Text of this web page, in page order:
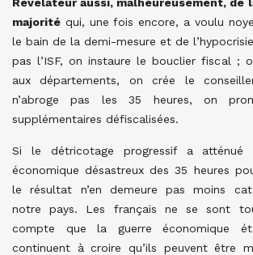
majorité qui, une fois encore, a voulu
le bain de la demi-mesure et de
pas l’ISF, on instaure le bouclier fiscal ;
aux départements, on crée le
n’abroge pas les 35 heures, on
supplémentaires défiscalisées.
Si le détricotage progressif a atténué
économique désastreux des 35 heures
le résultat n’en demeure pas moins
notre pays. Les français ne se sont
compte que la guerre économique
continuent à croire qu’ils peuvent être